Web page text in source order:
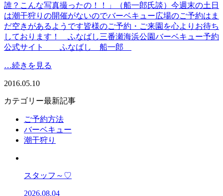
誰？こんな写真撮ったの！！」（船一郎氏談）今週末の土日
は潮干狩りの開催がないのでバーベキュー広場のご予約はま
だ空きがあるようです皆様のご予約・ご来園を心よりお待ち
しております！ ふなばし三番瀬海浜公園バーベキュー予約
公式サイト ふなばし 船一郎
…続きを見る
2016.05.10
カテゴリー最新記事
ご予約方法
バーベキュー
潮干狩り
スタッフ～♡
2026.08.04